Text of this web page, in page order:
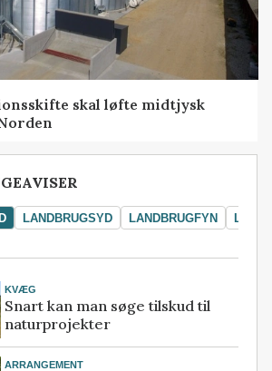
skal løfte midtjysk
LANDBRUGSYD LANDBRUGFYN
KVÆG
Snart kan man søge tilskud til
naturprojekter
ARRANGEMENT